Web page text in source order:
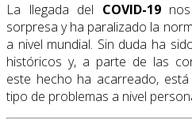
La llegada del COVID-19nos
sorpresa y ha paralizado la
a nivel mundial. Sin duda ha
históricos y, a parte de las
este hecho ha acarreado,
tipo de problemas a nivel